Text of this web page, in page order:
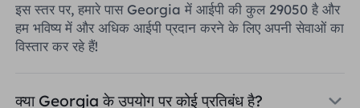
इस स्तर पर, हमारे पास Georgia में आईपी की कुल 29050 है और
हम भविष्य में और अधिक आईपी प्रदान करने के लिए अपनी सेवाओं का
विस्तार कर रहे हैं!
क्या Georgia के उपयोग पर कोई प्रतिबंध है?